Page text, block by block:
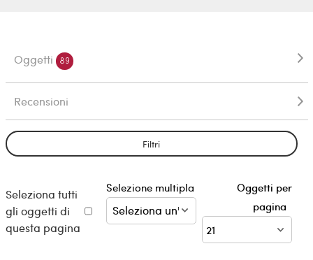
Oggetti 89
Recensioni
Filtri
Seleziona tutti
gli oggetti di
questa pagina
Selezione multipla
Oggetti per
pagina